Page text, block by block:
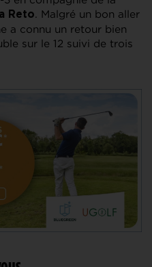
Reto. Malgré un bon aller
a connu un retour bien
sur le 12 suivi de trois